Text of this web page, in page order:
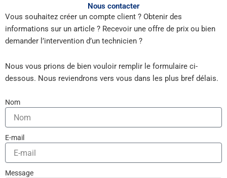
Nous contacter
Vous souhaitez créer un compte client ? Obtenir des
informations sur un article ? Recevoir une offre de prix ou bien
demander l’intervention d’un technicien ?
Nous vous prions de bien vouloir remplir le formulaire ci-
dessous. Nous reviendrons vers vous dans les plus bref délais.
Nom
E-mail
Message